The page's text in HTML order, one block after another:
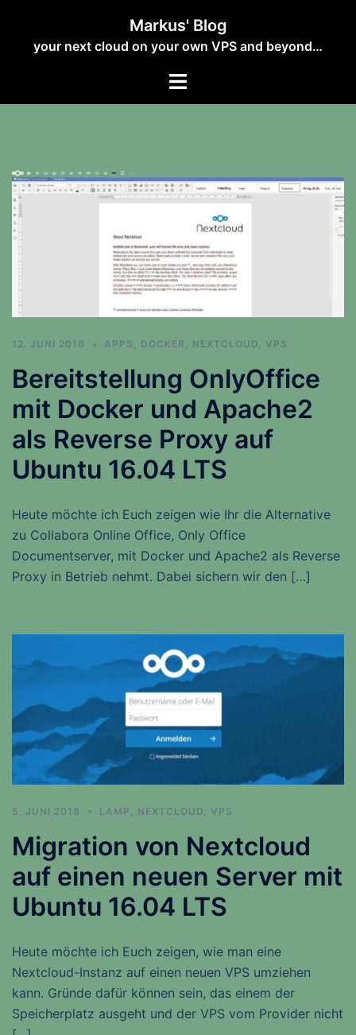
springen
Markus' Blog
your next cloud on your own VPS and beyond…
12. JUNI 2018 APPS , DOCKER , NEXTCLOUD, VPS
Bereitstellung OnlyOffice
mit Docker und Apache2
als Reverse Proxy auf
Ubuntu 16.04 LTS
Heute möchte ich Euch zeigen wie Ihr die Alternative
zu Collabora Online Office, Only Office
Documentserver, mit Docker und Apache2 als Reverse
Proxy in Betrieb nehmt. Dabei sichern wir den […]
5. JUNI 2018 LAMP NEXTCLOUD VPS
Migration von Nextcloud
auf einen neuen Server mit
Ubuntu 16.04 LTS
Heute möchte ich Euch zeigen, wie man eine
Nextcloud-Instanz auf einen neuen VPS umziehen
kann. Gründe dafür können sein, das einem der
Speicherplatz ausgeht und der VPS vom Provider nicht